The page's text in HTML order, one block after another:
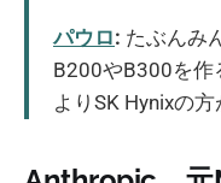
パウロ: たぶんみ
B200やB300を作
よりSK Hynixの